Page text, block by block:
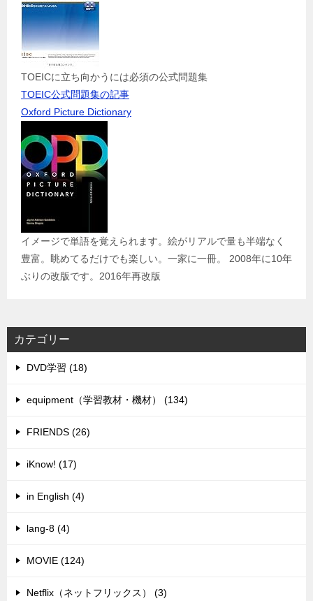
TOEICに立ち向かうには必須の公式問題集
TOEIC公式問題集の記事
Oxford Picture Dictionary
イメージで単語を覚えられます。絵がリアルで量も半端なく
豊富。眺めてるだけでも楽しい。一家に一冊。 2008年に10年
ぶりの改版です。2016年再改版
カテゴリー
DVD学習 (18)
equipment（学習教材・機材） (134)
FRIENDS (26)
iKnow! (17)
in English (4)
lang-8 (4)
MOVIE (124)
Netflix（ネットフリックス） (3)